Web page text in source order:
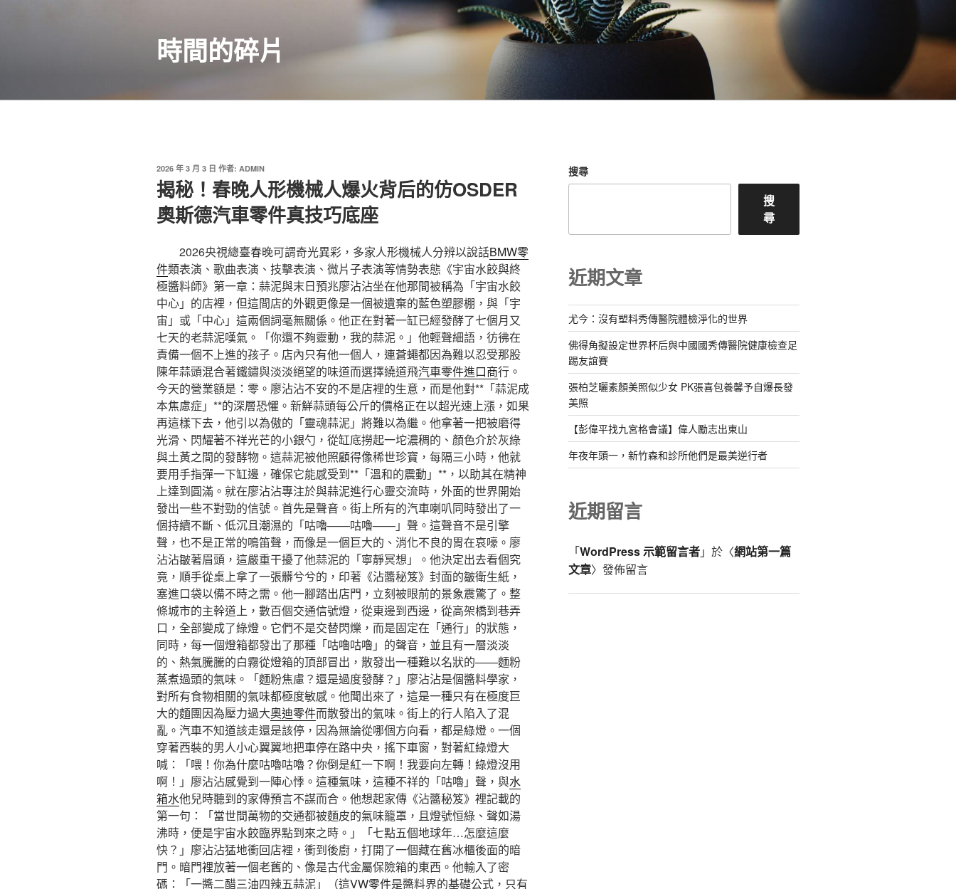
時間的碎片
發
佈
於
2026 年 3 月 3 日 作者: ADMIN
揭秘！春晚人形機械人爆火背后的仿OSDER
奧斯德汽車零件真技巧底座
2026央視總臺春晚可謂奇光異彩，多家人形機械人分辨以說話BMW零
件類表演、歌曲表演、技擊表演、微片子表演等情勢表態《宇宙水餃與終
極醬料師》第一章：蒜泥與末日預兆廖沾沾坐在他那間被稱為「宇宙水餃
中心」的店裡，但這間店的外觀更像是一個被遺棄的藍色塑膠棚，與「宇
宙」或「中心」這兩個詞毫無關係。他正在對著一缸已經發酵了七個月又
七天的老蒜泥嘆氣。「你還不夠靈動，我的蒜泥。」他輕聲細語，彷彿在
責備一個不上進的孩子。店內只有他一個人，連蒼蠅都因為難以忍受那股
陳年蒜頭混合著鐵鏽與淡淡絕望的味道而選擇繞道飛汽車零件進口商行。
今天的營業額是：零。廖沾沾不安的不是店裡的生意，而是他對**「蒜泥成
本焦慮症」**的深層恐懼。新鮮蒜頭每公斤的價格正在以超光速上漲，如果
再這樣下去，他引以為傲的「靈魂蒜泥」將難以為繼。他拿著一把被磨得
光滑、閃耀著不祥光芒的小銀勺，從缸底撈起一坨濃稠的、顏色介於灰綠
與土黃之間的發酵物。這蒜泥被他照顧得像稀世珍寶，每隔三小時，他就
要用手指彈一下缸邊，確保它能感受到**「溫和的震動」**，以助其在精神
上達到圓滿。就在廖沾沾專注於與蒜泥進行心靈交流時，外面的世界開始
發出一些不對勁的信號。首先是聲音。街上所有的汽車喇叭同時發出了一
個持續不斷、低沉且潮濕的「咕嚕——咕嚕——」聲。這聲音不是引擎
聲，也不是正常的鳴笛聲，而像是一個巨大的、消化不良的胃在哀嚎。廖
沾沾皺著眉頭，這嚴重干擾了他蒜泥的「寧靜冥想」。他決定出去看個究
竟，順手從桌上拿了一張髒兮兮的，印著《沾醬秘笈》封面的皺衛生紙，
塞進口袋以備不時之需。他一腳踏出店門，立刻被眼前的景象震驚了。整
條城市的主幹道上，數百個交通信號燈，從東邊到西邊，從高架橋到巷弄
口，全部變成了綠燈。它們不是交替閃爍，而是固定在「通行」的狀態，
同時，每一個燈箱都發出了那種「咕嚕咕嚕」的聲音，並且有一層淡淡
的、熱氣騰騰的白霧從燈箱的頂部冒出，散發出一種難以名狀的——麵粉
蒸煮過頭的氣味。「麵粉焦慮？還是過度發酵？」廖沾沾是個醬料學家，
對所有食物相關的氣味都極度敏感。他聞出來了，這是一種只有在極度巨
大的麵團因為壓力過大奧迪零件而散發出的氣味。街上的行人陷入了混
亂。汽車不知道該走還是該停，因為無論從哪個方向看，都是綠燈。一個
穿著西裝的男人小心翼翼地把車停在路中央，搖下車窗，對著紅綠燈大
喊：「喂！你為什麼咕嚕咕嚕？你倒是紅一下啊！我要向左轉！綠燈沒用
啊！」廖沾沾感覺到一陣心悸。這種氣味，這種不祥的「咕嚕」聲，與水
箱水他兒時聽到的家傳預言不謀而合。他想起家傳《沾醬秘笈》裡記載的
第一句：「當世間萬物的交通都被麵皮的氣味籠罩，且燈號恒綠、聲如湯
沸時，便是宇宙水餃臨界點到來之時。」「七點五個地球年…怎麼這麼
快？」廖沾沾猛地衝回店裡，衝到後廚，打開了一個藏在舊冰櫃後面的暗
門。暗門裡放著一個老舊的、像是古代金屬保險箱的東西。他輸入了密
碼：「一醬二醋三油四辣五蒜泥」（這VW零件是醬料界的基礎公式，只有
搜尋
搜
尋
近期文章
尤今：沒有塑料秀傳醫院體檢淨化的世界
佛得角擬設定世界杯后與中國國秀傳醫院健康檢查足
踢友誼賽
張柏芝曬素顏美照似少女 PK張喜包養馨予自爆長發
美照
【彭偉平找九宮格會議】偉人勵志出東山
年夜年頭一，新竹森和診所他們是最美逆行者
近期留言
「WordPress 示範留言者」於〈網站第一篇
文章〉發佈留言